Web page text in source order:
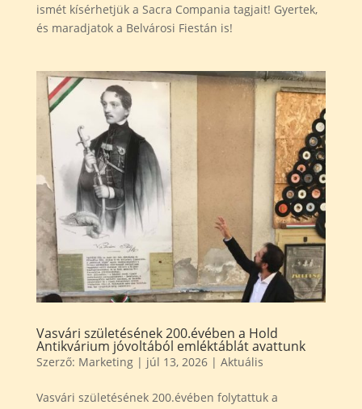
ismét kísérhetjük a Sacra Compania tagjait! Gyertek,
és maradjatok a Belvárosi Fiestán is!
Vasvári születésének 200.évében a Hold
Antikvárium jóvoltából emléktáblát avattunk
Szerző: Marketing| júl 13, 2026| Aktuális
Vasvári születésének 200.évében folytattuk a